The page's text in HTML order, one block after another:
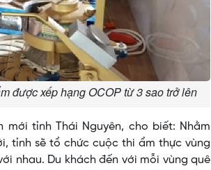
được xếp hạng OCOP từ 3 sao trở lên
mới tỉnh Thái Nguyên, cho biết: Nhằm
tỉnh sẽ tổ chức cuộc thi ẩm thực vùng
nhau. Du khách đến với mỗi vùng quê